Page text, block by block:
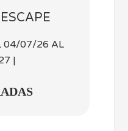
04/07/26 AL
|